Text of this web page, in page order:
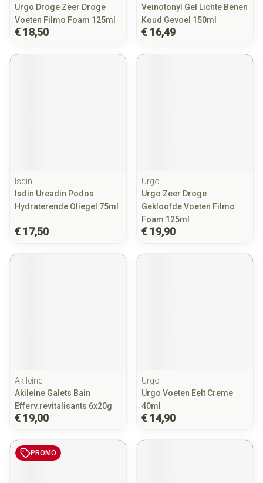
Urgo Droge Zeer Droge
Voeten Filmo Foam 125ml
€ 18,50
Veinotonyl Gel Lichte Benen
Koud Gevoel 150ml
€ 16,49
Isdin
Isdin Ureadin Podos
Hydraterende Oliegel 75ml
€ 17,50
Urgo
Urgo Zeer Droge
Gekloofde Voeten Filmo
Foam 125ml
€ 19,90
Akileine
Akileine Galets Bain
Efferv.revitalisants 6x20g
€ 19,00
Urgo
Urgo Voeten Eelt Creme
40ml
€ 14,90
PROMO